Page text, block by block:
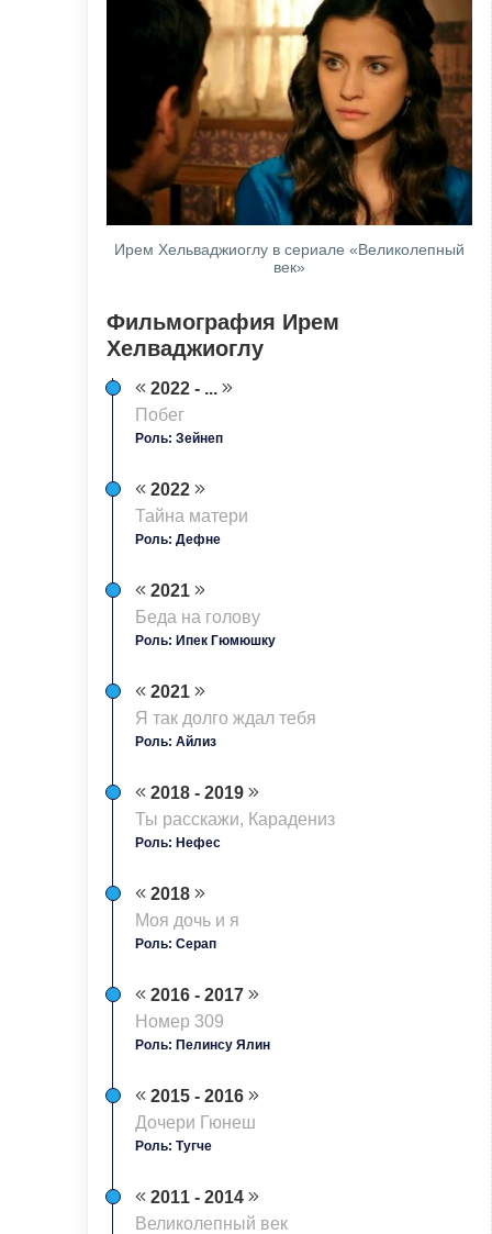
Ирем Хельваджиоглу в сериале «Великолепный
век»
Фильмография Ирем
Хелваджиоглу
2022 - ...
Побег
Роль: Зейнеп
2022
Тайна матери
Роль: Дефне
2021
Беда на голову
Роль: Ипек Гюмюшку
2021
Я так долго ждал тебя
Роль: Айлиз
2018 - 2019
Ты расскажи, Карадениз
Роль: Нефес
2018
Моя дочь и я
Роль: Серап
2016 - 2017
Номер 309
Роль: Пелинсу Ялин
2015 - 2016
Дочери Гюнеш
Роль: Тугче
2011 - 2014
Великолепный век